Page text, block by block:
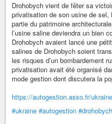
Drohobych vient de fêter sa
privatisation de son usine de sel,
partie du patrimoine
l’usine saline deviendra un bien
Drohobych avaient lancé une
salines de Drohobych soient
les risques d’un bombardement
privatisation avait été organisé
mode gestion dont discutera la
https://autogestion.asso.fr/
#ukraine #autogestion #drohobych